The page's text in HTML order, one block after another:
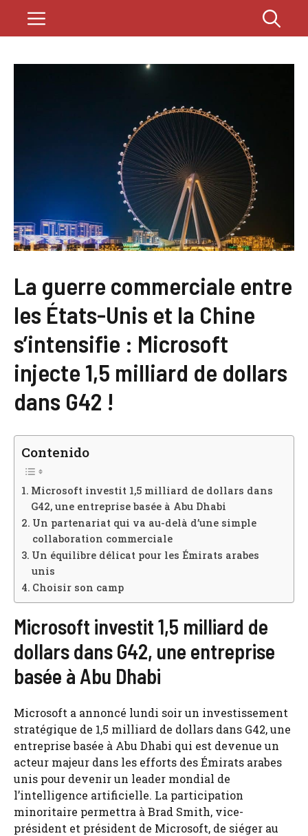
contenido
Menú
La guerre commerciale entre
les États-Unis et la Chine
s’intensifie : Microsoft
injecte 1,5 milliard de dollars
dans G42 !
Contenido
Microsoft investit 1,5 milliard de dollars dans
G42, une entreprise basée à Abu Dhabi
Un partenariat qui va au-delà d’une simple
collaboration commerciale
Un équilibre délicat pour les Émirats arabes
unis
Choisir son camp
Microsoft investit 1,5 milliard de
dollars dans G42, une entreprise
basée à Abu Dhabi
Microsoft a annoncé lundi soir un investissement
stratégique de 1,5 milliard de dollars dans G42, une
entreprise basée à Abu Dhabi qui est devenue un
acteur majeur dans les efforts des Émirats arabes
unis pour devenir un leader mondial de
l’intelligence artificielle. La participation
minoritaire permettra à Brad Smith, vice-
président et président de Microsoft, de siéger au